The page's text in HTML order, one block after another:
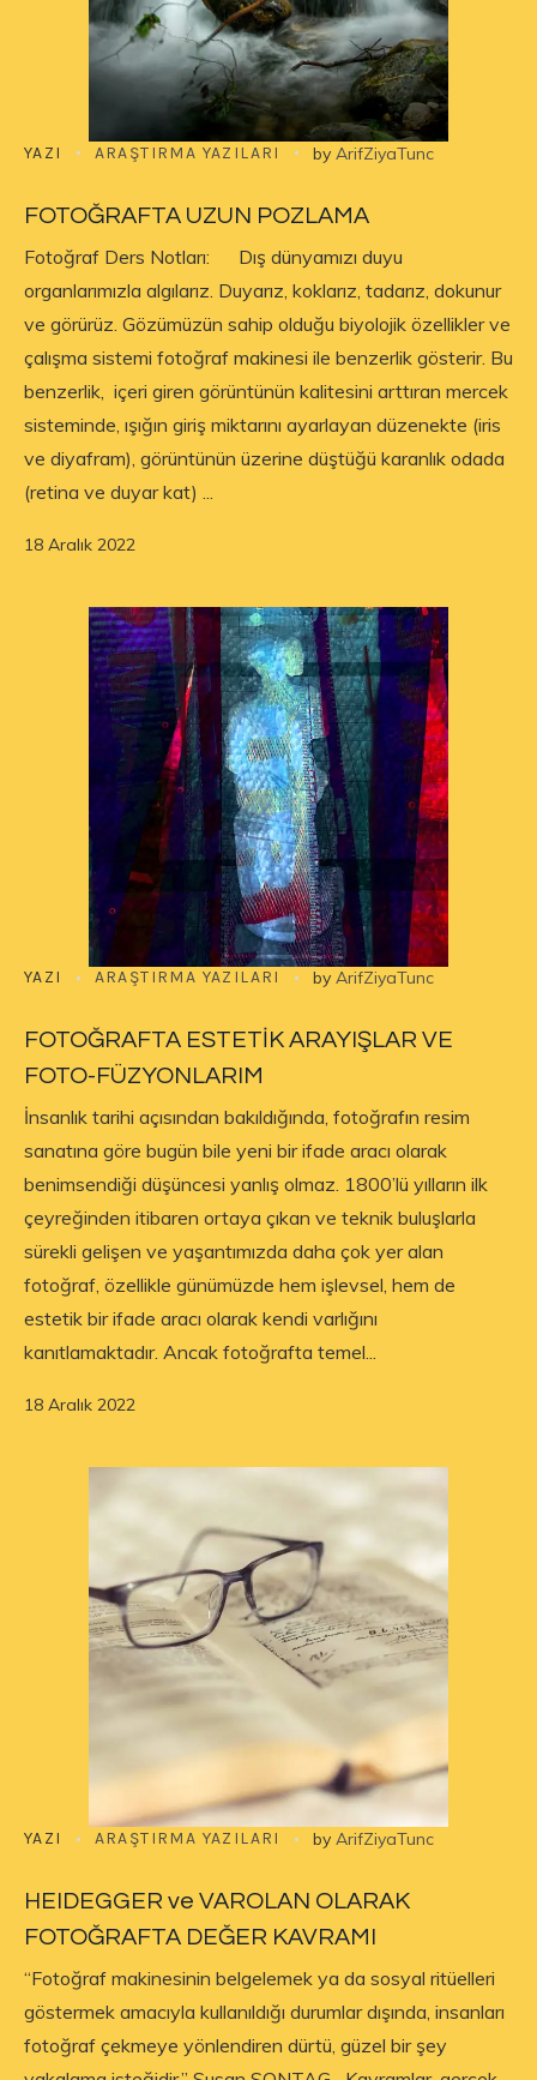
YAZI ARAŞTIRMA YAZILARI by ArifZiyaTunc
FOTOĞRAFTA UZUN POZLAMA
Fotoğraf Ders Notları: Dış dünyamızı duyu
organlarımızla algılarız. Duyarız, koklarız, tadarız, dokunur
ve görürüz. Gözümüzün sahip olduğu biyolojik özellikler ve
çalışma sistemi fotoğraf makinesi ile benzerlik gösterir. Bu
benzerlik, içeri giren görüntünün kalitesini arttıran mercek
sisteminde, ışığın giriş miktarını ayarlayan düzenekte (iris
ve diyafram), görüntünün üzerine düştüğü karanlık odada
(retina ve duyar kat) ...
18 Aralık 2022
YAZI ARAŞTIRMA YAZILARI by ArifZiyaTunc
FOTOĞRAFTA ESTETİK ARAYIŞLAR VE
FOTO-FÜZYONLARIM
İnsanlık tarihi açısından bakıldığında, fotoğrafın resim
sanatına göre bugün bile yeni bir ifade aracı olarak
benimsendiği düşüncesi yanlış olmaz. 1800’lü yılların ilk
çeyreğinden itibaren ortaya çıkan ve teknik buluşlarla
sürekli gelişen ve yaşantımızda daha çok yer alan
fotoğraf, özellikle günümüzde hem işlevsel, hem de
estetik bir ifade aracı olarak kendi varlığını
kanıtlamaktadır. Ancak fotoğrafta temel...
18 Aralık 2022
YAZI ARAŞTIRMA YAZILARI by ArifZiyaTunc
HEIDEGGER ve VAROLAN OLARAK
FOTOĞRAFTA DEĞER KAVRAMI
“Fotoğraf makinesinin belgelemek ya da sosyal ritüelleri
göstermek amacıyla kullanıldığı durumlar dışında, insanları
fotoğraf çekmeye yönlendiren dürtü, güzel bir şey